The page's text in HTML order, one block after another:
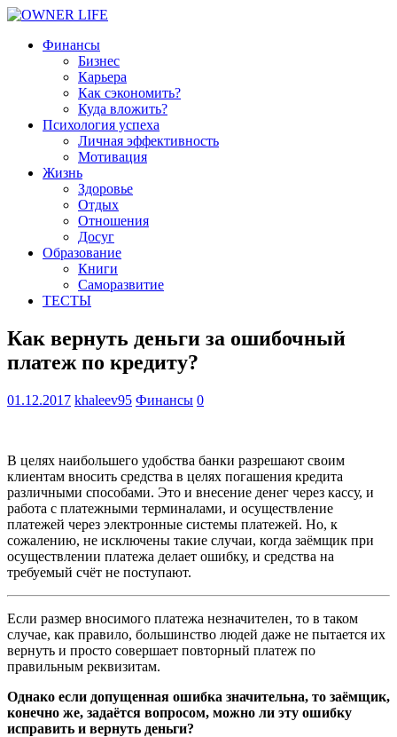
Финансы
Бизнес
Карьера
Как сэкономить?
Куда вложить?
Психология успеха
Личная эффективность
Мотивация
Жизнь
Здоровье
Отдых
Отношения
Досуг
Образование
Книги
Саморазвитие
ТЕСТЫ
Как вернуть деньги за ошибочный
платеж по кредиту?
01.12.2017 khaleev95 Финансы 0
В целях наибольшего удобства банки разрешают своим
клиентам вносить средства в целях погашения кредита
различными способами. Это и внесение денег через кассу, и
работа с платежными терминалами, и осуществление
платежей через электронные системы платежей. Но, к
сожалению, не исключены такие случаи, когда заёмщик при
осуществлении платежа делает ошибку, и средства на
требуемый счёт не поступают.
Если размер вносимого платежа незначителен, то в таком
случае, как правило, большинство людей даже не пытается их
вернуть и просто совершает повторный платеж по
правильным реквизитам.
Однако если допущенная ошибка значительна, то заёмщик,
конечно же, задаётся вопросом, можно ли эту ошибку
исправить и вернуть деньги?